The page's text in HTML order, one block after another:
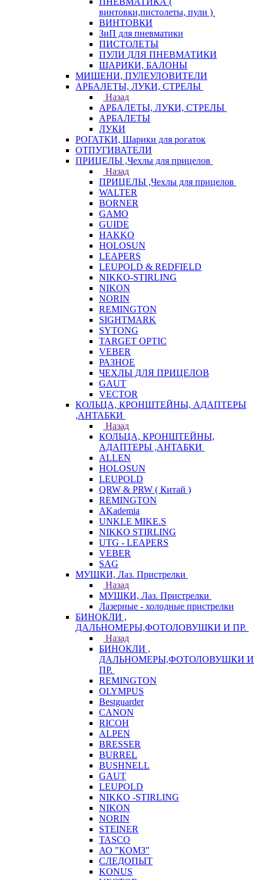
винтовки,пистолеты, пули )
ВИНТОВКИ
ЗиП для пневматики
ПИСТОЛЕТЫ
ПУЛИ ДЛЯ ПНЕВМАТИКИ
ШАРИКИ, БАЛОНЫ
МИШЕНИ, ПУЛЕУЛОВИТЕЛИ
АРБАЛЕТЫ, ЛУКИ, СТРЕЛЫ
Назад
АРБАЛЕТЫ, ЛУКИ, СТРЕЛЫ
АРБАЛЕТЫ
ЛУКИ
РОГАТКИ, Шарики для рогаток
ОТПУГИВАТЕЛИ
ПРИЦЕЛЫ ,Чехлы для прицелов
Назад
ПРИЦЕЛЫ ,Чехлы для прицелов
WALTER
BORNER
GAMO
GUIDE
HAKKO
HOLOSUN
LEAPERS
LEUPOLD & REDFIELD
NIKKO-STIRLING
NIKON
NORIN
REMINGTON
SIGHTMARK
SYTONG
TARGET OPTIC
VEBER
РАЗНОЕ
ЧЕХЛЫ ДЛЯ ПРИЦЕЛОВ
GAUT
VECTOR
КОЛЬЦА, КРОНШТЕЙНЫ, АДАПТЕРЫ
,АНТАБКИ
Назад
КОЛЬЦА, КРОНШТЕЙНЫ,
АДАПТЕРЫ ,АНТАБКИ
ALLEN
HOLOSUN
LEUPOLD
QRW & PRW ( Китай )
REMINGTON
AKademia
UNKLE MIKE.S
NIKKO STIRLING
UTG - LEAPERS
VEBER
SAG
МУШКИ, Лаз. Пристрелки
Назад
МУШКИ, Лаз. Пристрелки
Лазерные - холодные пристрелки
БИНОКЛИ ,
ДАЛЬНОМЕРЫ,ФОТОЛОВУШКИ И ПР.
Назад
БИНОКЛИ ,
ДАЛЬНОМЕРЫ,ФОТОЛОВУШКИ И
ПР.
REMINGTON
OLYMPUS
Bestguarder
CANON
RICOH
ALPEN
BRESSER
BURREL
BUSHNELL
GAUT
LEUPOLD
NIKKO -STIRLING
NIKON
NORIN
STEINER
TASCO
АО "КОМЗ"
СЛЕДОПЫТ
KONUS